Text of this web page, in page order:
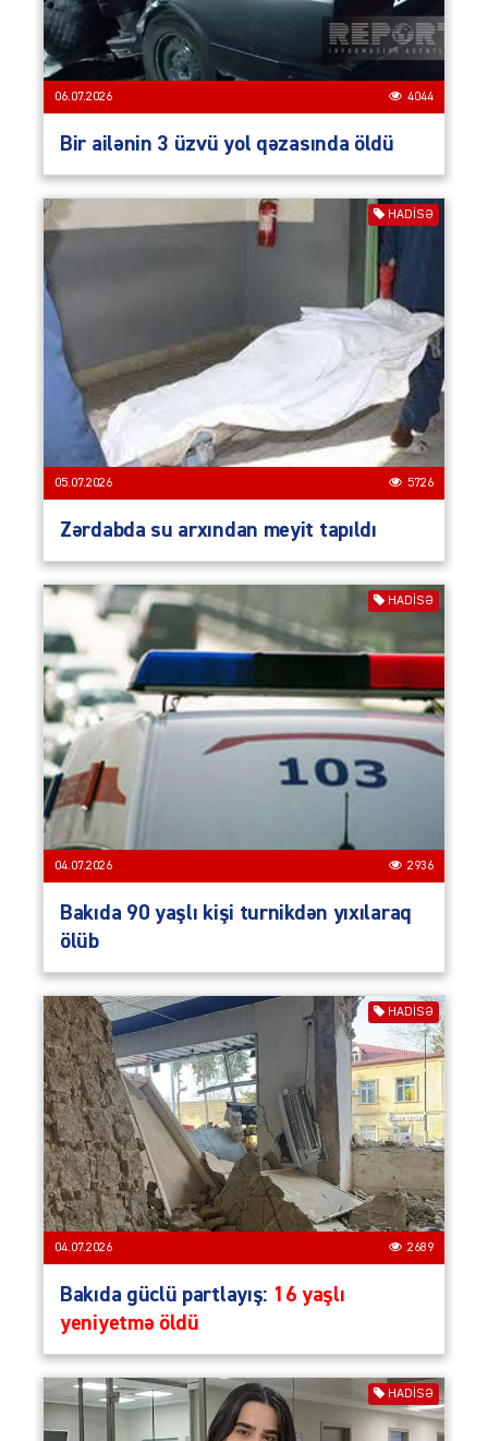
06.07.2026 4044
Bir ailənin 3 üzvü yol qəzasında öldü
HADISƏ
05.07.2026 5726
Zərdabda su arxından meyit tapıldı
HADISƏ
04.07.2026 2936
Bakıda 90 yaşlı kişi turnikdən yıxılaraq
ölüb
HADISƏ
04.07.2026 2689
Bakıda güclü partlayış: 16 yaşlı
yeniyetmə öldü
HADISƏ